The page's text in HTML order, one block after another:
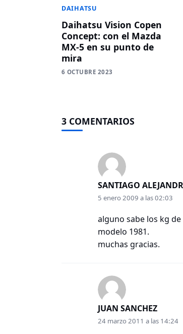
DAIHATSU
Daihatsu Vision Copen
Concept: con el Mazda
MX-5 en su punto de
mira
6 OCTUBRE 2023
3 COMENTARIOS
SANTIAGO
5 enero 2009 a las 02:03
alguno sabe los kg
modelo 1981.
muchas gracias.
JUAN SANCHEZ
24 marzo 2011 a las 14:24